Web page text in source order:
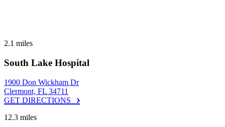
2.1 miles
South Lake Hospital
1900 Don Wickham Dr
Clermont, FL 34711
GET DIRECTIONS
12.3 miles